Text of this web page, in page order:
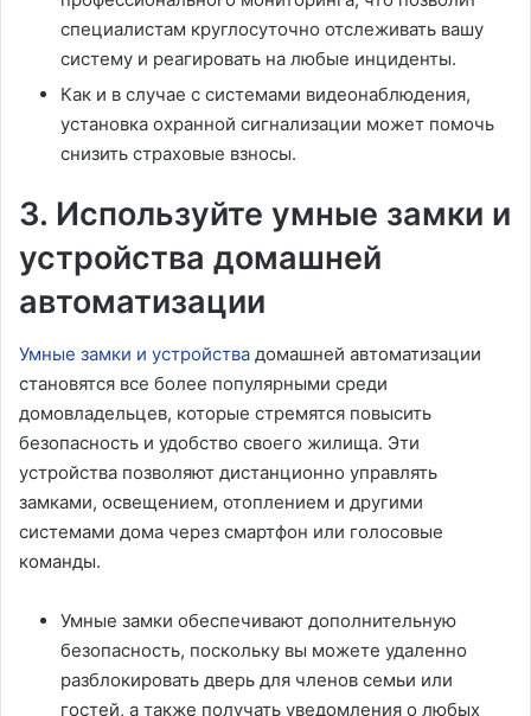
специалистам круглосуточно отслеживать вашу
систему и реагировать на любые инциденты.
Как и в случае с системами видеонаблюдения,
установка охранной сигнализации может помочь
снизить страховые взносы.
3. Используйте умные замки и
устройства домашней
автоматизации
Умные замки и устройства домашней автоматизации
становятся все более популярными среди
домовладельцев, которые стремятся повысить
безопасность и удобство своего жилища. Эти
устройства позволяют дистанционно управлять
замками, освещением, отоплением и другими
системами дома через смартфон или голосовые
команды.
Умные замки обеспечивают дополнительную
безопасность, поскольку вы можете удаленно
разблокировать дверь для членов семьи или
гостей, а также получать уведомления о любых